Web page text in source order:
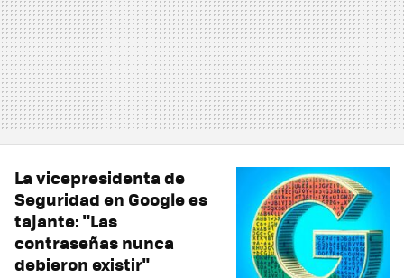
La vicepresidenta de
Seguridad en Google es
tajante: "Las
contraseñas nunca
debieron existir"